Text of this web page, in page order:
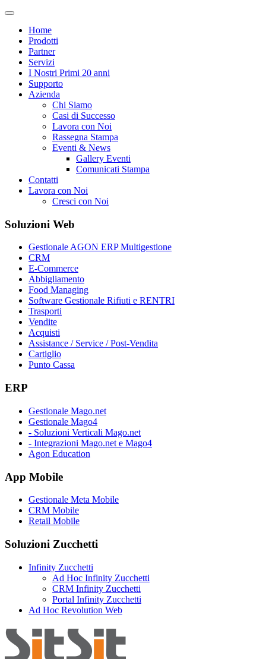
Home
Prodotti
Partner
Servizi
I Nostri Primi 20 anni
Supporto
Azienda
Chi Siamo
Casi di Successo
Lavora con Noi
Rassegna Stampa
Eventi & News
Gallery Eventi
Comunicati Stampa
Contatti
Lavora con Noi
Cresci con Noi
Soluzioni Web
Gestionale AGON ERP Multigestione
CRM
E-Commerce
Abbigliamento
Food Managing
Software Gestionale Rifiuti e RENTRI
Trasporti
Vendite
Acquisti
Assistance / Service / Post-Vendita
Cartiglio
Punto Cassa
ERP
Gestionale Mago.net
Gestionale Mago4
- Soluzioni Verticali Mago.net
- Integrazioni Mago.net e Mago4
Agon Education
App Mobile
Gestionale Meta Mobile
CRM Mobile
Retail Mobile
Soluzioni Zucchetti
Infinity Zucchetti
Ad Hoc Infinity Zucchetti
CRM Infinity Zucchetti
Portal Infinity Zucchetti
Ad Hoc Revolution Web